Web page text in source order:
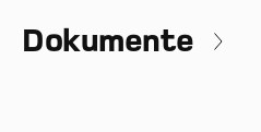
Dokumente